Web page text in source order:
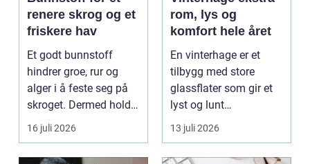
renere skrog og et
friskere hav
Et godt bunnstoff
hindrer groe, rur og
alger i å feste seg på
skroget. Dermed holder
båten bedre far...
16 juli 2026
rom, lys og
komfort hele året
En vinterhage er et
tilbygg med store
glassflater som gir et
lyst og lunt
oppholdsrom nær
hagen, ogs...
13 juli 2026